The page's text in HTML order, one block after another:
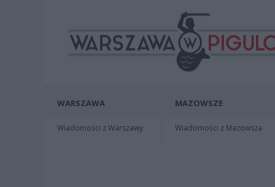
WARSZAWA
Wiadomości z Warszawy
MAZOWSZE
Wiadomości z Mazowsza